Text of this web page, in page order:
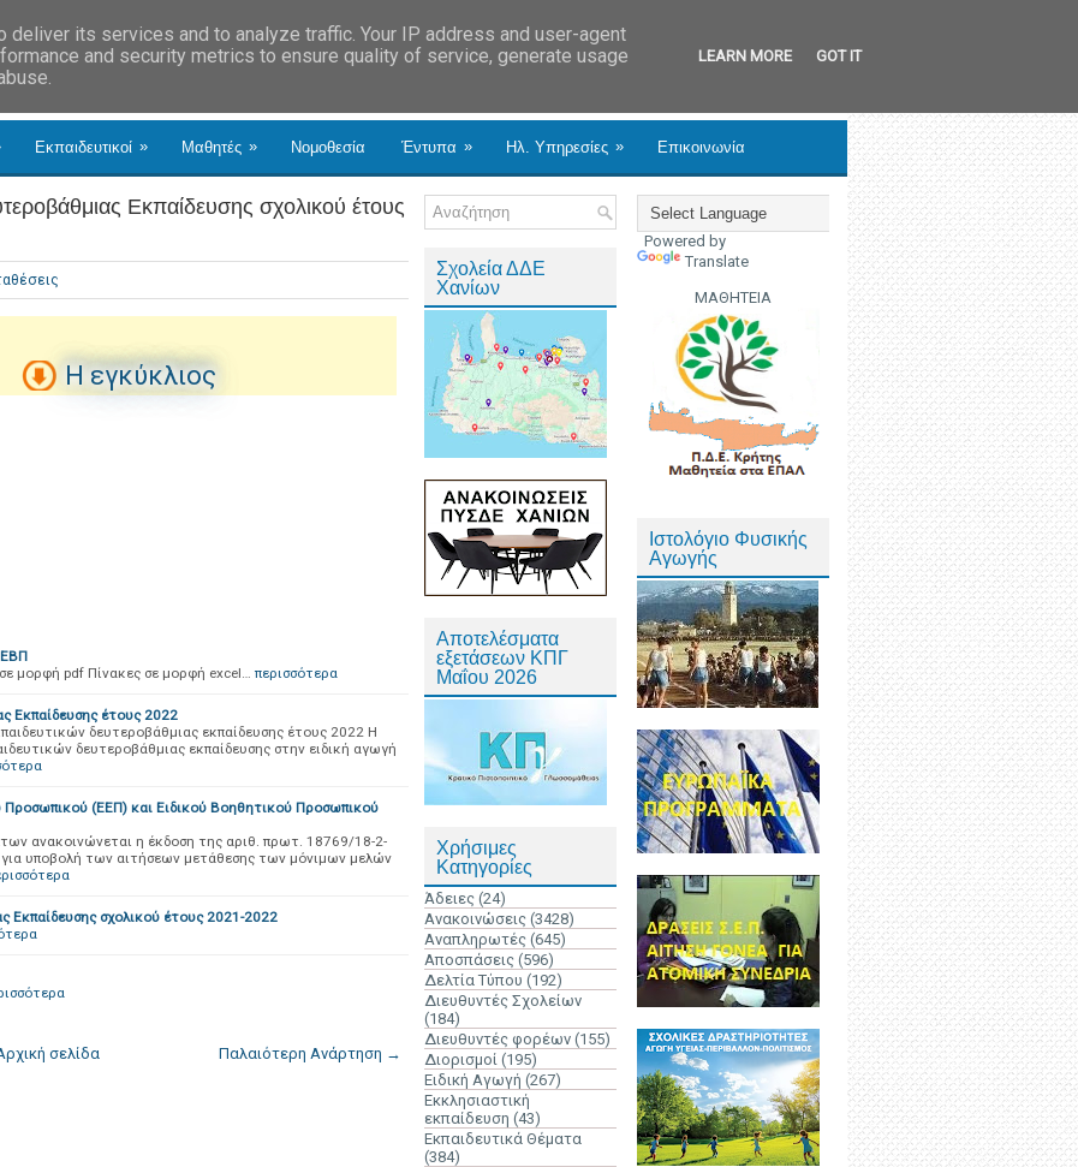
Εκπαιδευτικοί » Μαθητές » Νομοθεσία Έντυπα » Ηλ. Υπηρεσίες » Επικοινωνία
Εκπαίδευσης σχολικού έτους
Η εγκύκλιος
μορφή pdf Πίνακες σε μορφή excel… περισσότερα
Εκπαίδευσης έτους 2022
δευτεροβάθμιας εκπαίδευσης έτους 2022 Η
δευτεροβάθμιας εκπαίδευσης στην ειδική αγωγή
Προσωπικού (ΕΕΠ) και Ειδικού Βοηθητικού Προσωπικού
ανακοινώνεται η έκδοση της αριθ. πρωτ. 18769/18-2-
υποβολή των αιτήσεων μετάθεσης των μόνιμων μελών
Εκπαίδευσης σχολικού έτους 2021-2022
Παλαιότερη Ανάρτηση →
σελίδα
Σχολεία ΔΔΕ
Χανίων
Αποτελέσματα
εξετάσεων ΚΠΓ
Μαΐου 2026
Χρήσιμες
Κατηγορίες
Άδειες (24)
Ανακοινώσεις (3428)
Αναπληρωτές (645)
Αποσπάσεις (596)
Δελτία Τύπου (192)
Διευθυντές Σχολείων
(184)
Διευθυντές φορέων (155)
Διορισμοί (195)
Ειδική Αγωγή (267)
Εκκλησιαστική
εκπαίδευση (43)
Εκπαιδευτικά Θέματα
(384)
Powered by
Translate
ΜΑΘΗΤΕΙΑ
Ιστολόγιο Φυσικής
Αγωγής
its services and to analyze traffic. Your IP address and user-agent
and security metrics to ensure quality of service, generate usage
LEARN MORE GOT IT